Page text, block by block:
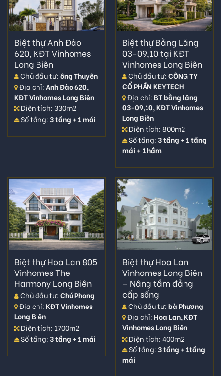
Biệt thự Anh Đào
620, KĐT Vinhomes
Long Biên
Chủ đầu tư: ông Thuyên
Địa chỉ: Anh Đào 620,
KĐT Vinhomes Long Biên
Diện tích: 330m2
Số tầng: 3 tầng + 1 mái
Biệt thự Bằng Lăng
03-09,10 tại KĐT
Vinhomes Long Biên
Chủ đầu tư: CÔNG TY
CỔ PHẦN KEYTECH
Địa chỉ: BT bằng lăng
03-09,10, KĐT Vinhomes
Long Biên
Diện tích: 800m2
Số tầng: 3 tầng + 1 tầng
mái + 1 hầm
Biệt thự Hoa Lan 805
Vinhomes The
Harmony Long Biên
Chủ đầu tư: Chú Phong
Địa chỉ: KĐT Vinhomes
Long Biên
Diện tích: 1700m2
Số tầng: 3 tầng + 1 mái
Biệt thự Hoa Lan
Vinhomes Long Biên
– Nâng tầm đẳng
cấp sống
Chủ đầu tư: bà Phương
Địa chỉ: Hoa Lan, KĐT
Vinhomes Long Biên
Diện tích: 400m2
Số tầng: 3 tầng + 1tầng
mái